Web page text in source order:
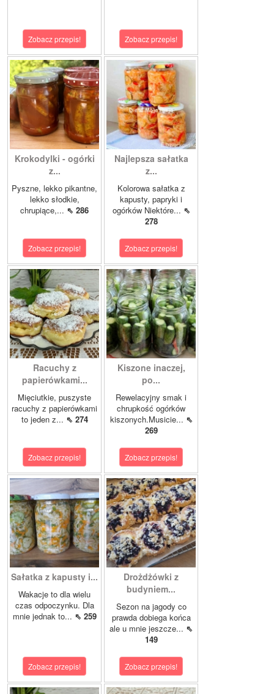
Zobacz przepis! Zobacz przepis!
Krokodylki - ogórki
z...
Pyszne, lekko pikantne,
lekko słodkie,
chrupiące,... ⇖ 286
Zobacz przepis!
Najlepsza sałatka
z...
Kolorowa sałatka z
kapusty, papryki i
ogórków Niektóre... ⇖
278
Zobacz przepis!
Racuchy z
papierówkami...
Mięciutkie, puszyste
racuchy z papierówkami
to jeden z... ⇖ 274
Zobacz przepis!
Kiszone inaczej,
po...
Rewelacyjny smak i
chrupkość ogórków
kiszonych.Musicie... ⇖
269
Zobacz przepis!
Sałatka z kapusty i...
Wakacje to dla wielu
czas odpoczynku. Dla
mnie jednak to... ⇖ 259
Zobacz przepis!
Drożdżówki z
budyniem...
Sezon na jagody co
prawda dobiega końca
ale u mnie jeszcze... ⇖
149
Zobacz przepis!